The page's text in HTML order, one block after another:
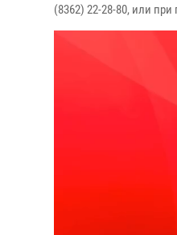
(8362) 22-28-80, или